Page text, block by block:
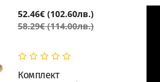
52.46€ (102.60лв.)
58.29€ (114.00лв.)
Комплект